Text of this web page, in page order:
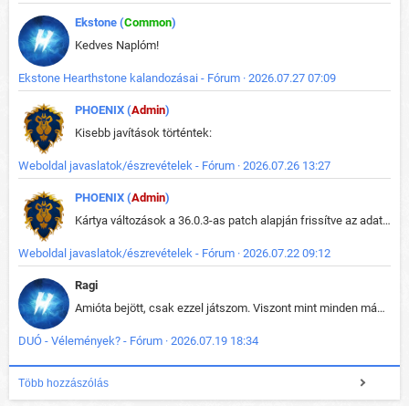
Ekstone (Common)
Kedves Naplóm!
Ekstone Hearthstone kalandozásai - Fórum · 2026.07.27 07:09
PHOENIX (Admin)
Kisebb javítások történtek:
Weboldal javaslatok/észrevételek - Fórum · 2026.07.26 13:27
PHOENIX (Admin)
Kártya változások a 36.0.3-as patch alapján frissítve az adatbázisban (képek is cserélve).
Weboldal javaslatok/észrevételek - Fórum · 2026.07.22 09:12
Ragi
Amióta bejött, csak ezzel játszom. Viszont mint minden más - akár az alapjáték is, ez is baromira összetett lett. Néha már pár kör után is esélytelen az egész. Vagy irreállisan túltápol valaki, vagy lelép a partner, vagy csak hülye mint a segg. És amikor eljönne az én időm, na akkor jön el mindenki másé is. Engem jobban érdekelne, hogy ki milyen ratingen szokott játszani. Na ez lenne egy érdekes adat.
DUÓ - Vélemények? - Fórum · 2026.07.19 18:34
Több hozzászólás